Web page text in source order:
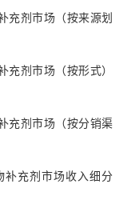
充剂市场（按来源划
剂市场（按形式）
充剂市场（按分销渠
补充剂市场收入细分